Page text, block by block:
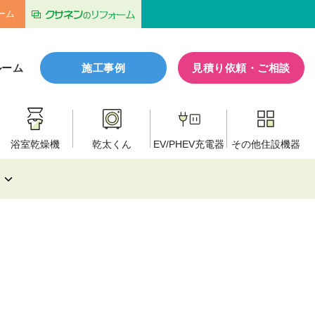
ム
ム 施工事例 見積り依頼・ご相談
浴室乾燥機 乾太くん EV/PHEV充電器 その他住設機器